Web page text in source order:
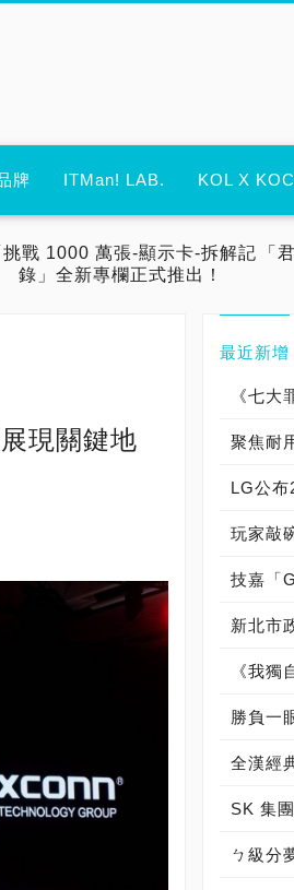
牌 ITMan! LAB. KOL X KOC
挑戰 1000 萬張-顯示卡-拆解記
錄」全新專欄正式推出！
「
現關鍵地
最近新增